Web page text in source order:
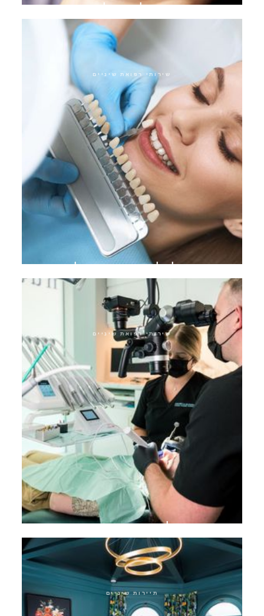
טיפול ביופילם
שירותי רפואת שיניים
מעבר להלבנת שיניים אולטרה
שירותי רפואת שיניים
טיפול שורש מיקרוסקופי
תיירות שיניים